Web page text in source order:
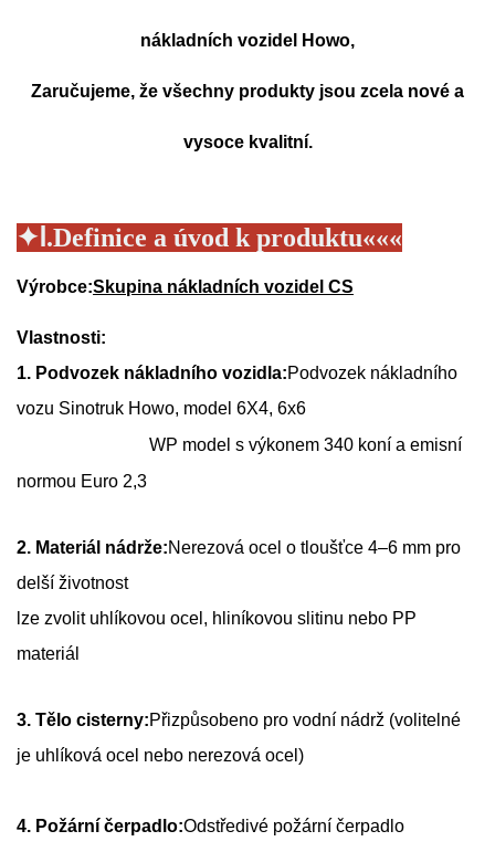
nákladních vozidel Howo,
Zaručujeme, že všechny produkty jsou zcela nové a
vysoce kvalitní.
✦ Ⅰ.Definice a úvod k produktu«««
Výrobce:Skupina nákladních vozidel CS
Vlastnosti:
1. Podvozek nákladního vozidla:Podvozek nákladního
vozu Sinotruk Howo, model 6X4, 6x6
WP model s výkonem 340 koní a emisní
normou Euro 2,3
2. Materiál nádrže:Nerezová ocel o tloušťce 4–6 mm pro
delší životnost
lze zvolit uhlíkovou ocel, hliníkovou slitinu nebo PP
materiál
3. Tělo cisterny:Přizpůsobeno pro vodní nádrž (volitelné
je uhlíková ocel nebo nerezová ocel)
4. Požární čerpadlo:Odstředivé požární čerpadlo